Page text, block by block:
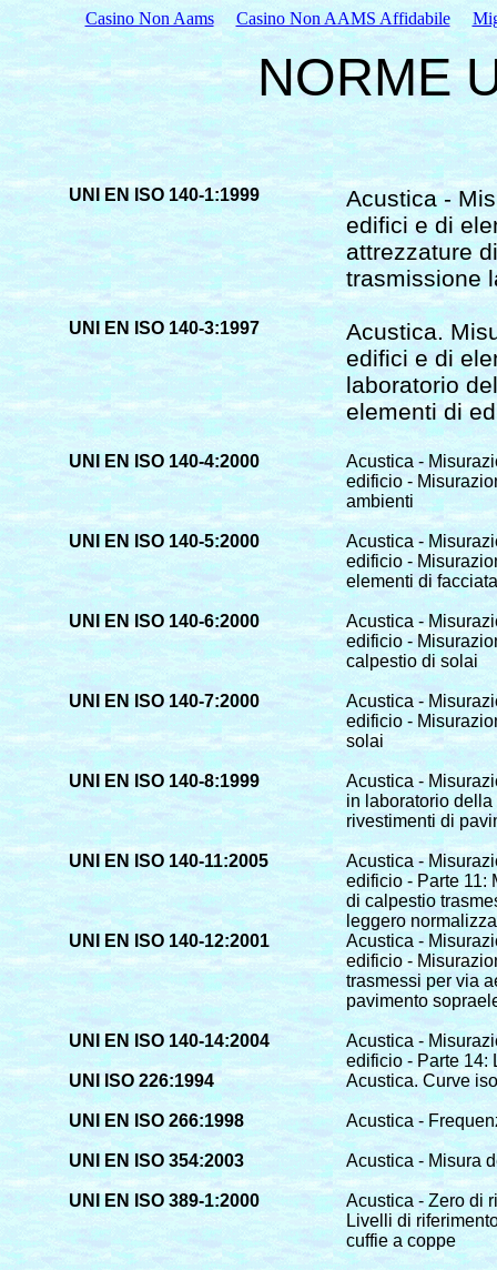
Casino Non Aams Casino Non AAMS Affidabile
NORME
UNI EN ISO 140-1:1999
Acustica -
edifici e di
attrezzature
trasmissione
UNI EN ISO 140-3:1997
Acustica.
edifici e di
laboratorio
elementi di
UNI EN ISO 140-4:2000
Acustica -
edificio -
ambienti
UNI EN ISO 140-5:2000
Acustica -
edificio -
elementi di
UNI EN ISO 140-6:2000
Acustica -
edificio -
calpestio di solai
UNI EN ISO 140-7:2000
Acustica -
edificio -
solai
UNI EN ISO 140-8:1999
Acustica -
in laboratorio
rivestimenti di
UNI EN ISO 140-11:2005
Acustica -
edificio - Parte 11:
di calpestio
leggero
UNI EN ISO 140-12:2001
Acustica -
edificio -
trasmessi per via
pavimento
UNI EN ISO 140-14:2004
Acustica -
edificio - Parte 14:
UNI ISO 226:1994
Acustica. Curve
UNI EN ISO 266:1998 Acustica -
UNI EN ISO 354:2003 Acustica - Misura
UNI EN ISO 389-1:2000
Acustica - Zero di
Livelli di
cuffie a coppe